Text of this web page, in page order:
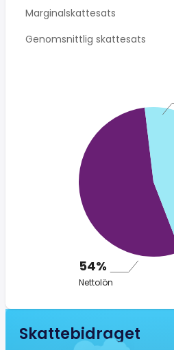
Marginalskattesats
Genomsnittlig skattesats
54%
Nettolön
Skattebidraget